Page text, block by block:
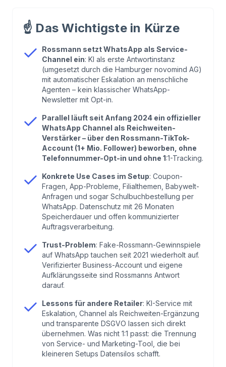
WhatsApp-Setup zur Größe passt
. Rossmann WhatsApp Kundenservice: KI als
erste Antwortinstanz
Der Rossmann WhatsApp Channel: Reichweite
ohne Newsletter-Liste
Use Cases bei Rossmann: Vom Schulbuch bis
zur Babywelt
Datenschutz und DSGVO: Rossmanns
WhatsApp-Setup im Detail
Fake-Rossmann-Gewinnspiele: Das Trust-
Problem von Marken-WhatsApp
.Was am Rossmann-Setup funktioniert – und
wo Grenzen sind
übernehmen können
Wann das Rossmann-Modell für deine Brand
passt – und wann nicht
☝️ Das Wichtigste in Kürze
Rossmann setzt WhatsApp als Service-
Channel ein: KI als erste Antwortinstanz
(umgesetzt durch die Hamburger novomind AG)
mit automatischer Eskalation an menschliche
Agenten – kein klassischer WhatsApp-
Newsletter mit Opt-in.
Parallel läuft seit Anfang 2024 ein offizieller
WhatsApp Channel als Reichweiten-
Verstärker – über den Rossmann-TikTok-
Account (1+ Mio. Follower) beworben, ohne
Telefonnummer-Opt-in und ohne 1:1-Tracking.
Konkrete Use Cases im Setup: Coupon-
Fragen, App-Probleme, Filialthemen, Babywelt-
Anfragen und sogar Schulbuchbestellung per
WhatsApp. Datenschutz mit 26 Monaten
Speicherdauer und offen kommunizierter
Auftragsverarbeitung.
Trust-Problem: Fake-Rossmann-Gewinnspiele
auf WhatsApp tauchen seit 2021 wiederholt auf.
Verifizierter Business-Account und eigene
Aufklärungsseite sind Rossmanns Antwort
darauf.
Lessons für andere Retailer: KI-Service mit
Eskalation, Channel als Reichweiten-Ergänzung
und transparente DSGVO lassen sich direkt
übernehmen. Was nicht 1:1 passt: die Trennung
von Service- und Marketing-Tool, die bei
kleineren Setups Datensilos schafft.